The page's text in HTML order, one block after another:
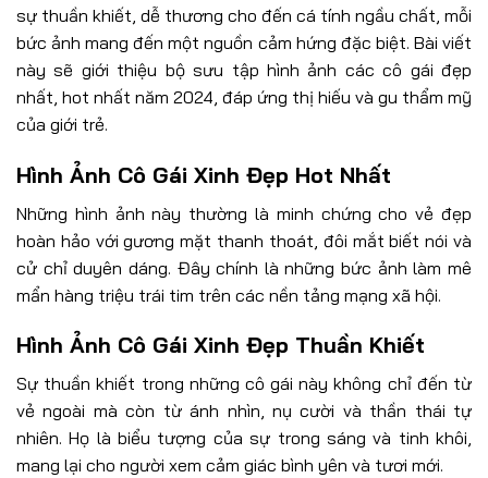
sự thuần khiết, dễ thương cho đến cá tính ngầu chất, mỗi
bức ảnh mang đến một nguồn cảm hứng đặc biệt. Bài viết
này sẽ giới thiệu bộ sưu tập hình ảnh các cô gái đẹp
nhất, hot nhất năm 2024, đáp ứng thị hiếu và gu thẩm mỹ
của giới trẻ.
Hình Ảnh Cô Gái Xinh Đẹp Hot Nhất
Những hình ảnh này thường là minh chứng cho vẻ đẹp
hoàn hảo với gương mặt thanh thoát, đôi mắt biết nói và
cử chỉ duyên dáng. Đây chính là những bức ảnh làm mê
mẩn hàng triệu trái tim trên các nền tảng mạng xã hội.
Hình Ảnh Cô Gái Xinh Đẹp Thuần Khiết
Sự thuần khiết trong những cô gái này không chỉ đến từ
vẻ ngoài mà còn từ ánh nhìn, nụ cười và thần thái tự
nhiên. Họ là biểu tượng của sự trong sáng và tinh khôi,
mang lại cho người xem cảm giác bình yên và tươi mới.